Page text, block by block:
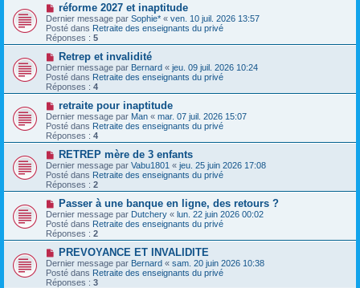
s
a
g
e
a
u
m
e
s
a
g
e
N
o
u
v
e
a
u
m
e
s
s
a
g
e
réforme 2027 et inaptitude
Dernier message par Sophie* « ven. 10 juil. 2026 13:57
Posté dans Retraite des enseignants du privé
Réponses : 5
N
o
u
v
e
a
u
m
e
s
s
a
g
e
Retrep et invalidité
Dernier message par Bernard « jeu. 09 juil. 2026 10:24
Posté dans Retraite des enseignants du privé
Réponses : 4
N
o
u
v
e
a
u
m
e
s
s
a
g
e
retraite pour inaptitude
Dernier message par Man « mar. 07 juil. 2026 15:07
Posté dans Retraite des enseignants du privé
Réponses : 4
N
o
u
v
e
a
u
m
e
s
s
a
g
e
RETREP mère de 3 enfants
Dernier message par Vabu1801 « jeu. 25 juin 2026 17:08
Posté dans Retraite des enseignants du privé
Réponses : 2
N
o
u
v
e
a
u
m
e
Passer à une banque en ligne, des retours ?
Dernier message par Dutchery « lun. 22 juin 2026 00:02
Posté dans Retraite des enseignants du privé
Réponses : 2
N
o
u
v
PREVOYANCE ET INVALIDITE
Dernier message par Bernard « sam. 20 juin 2026 10:38
Posté dans Retraite des enseignants du privé
Réponses : 3